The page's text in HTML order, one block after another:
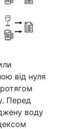
від нуля
Перед
воду